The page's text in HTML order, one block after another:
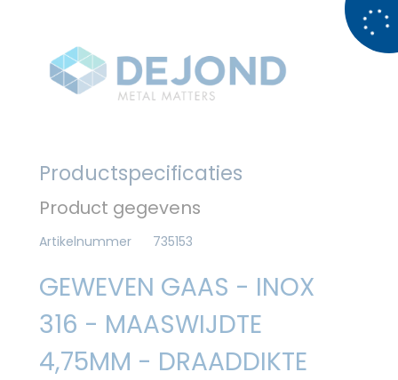
Productspecificaties
Product gegevens
Artikelnummer 735153
GEWEVEN GAAS - INOX
316 - MAASWIJDTE
4,75MM - DRAADDIKTE